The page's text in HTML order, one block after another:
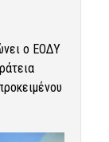
ο ΕΟΔΥ